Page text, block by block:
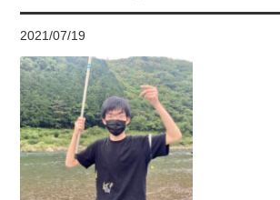
2021/07/19